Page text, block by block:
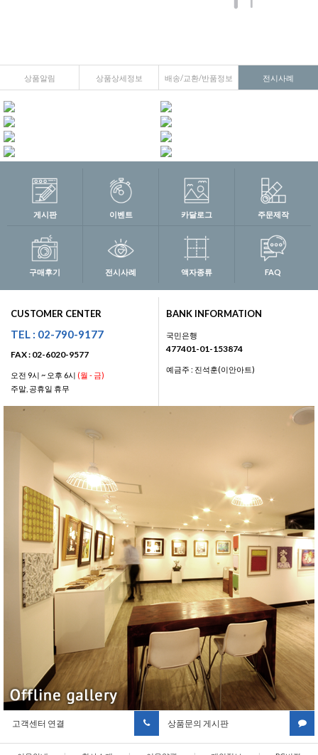
상품알림 상품상세정보 배송/교환/반품정보 전시사례
게시판 이벤트 카달로그 주문제작
구매후기 전시사례 액자종류 FAQ
CUSTOMER CENTER
TEL : 02-790-9177
FAX : 02-6020-9577
오전 9시 ~ 오후 6시 (월 - 금)
주말, 공휴일 휴무
BANK INFORMATION
국민은행
477401-01-153874
예금주 : 진석훈(이안아트)
고객센터 연결 상품문의 게시판